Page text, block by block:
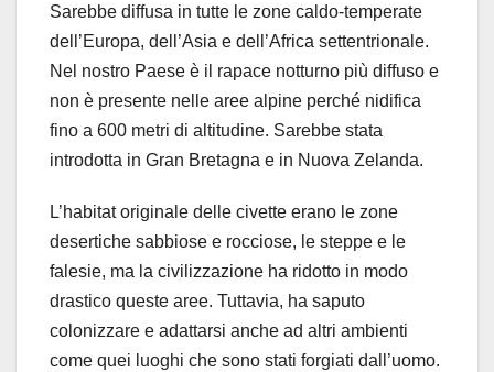
Sarebbe diffusa in tutte le zone caldo-temperate
dell’Europa, dell’Asia e dell’Africa settentrionale.
Nel nostro Paese è il rapace notturno più diffuso e
non è presente nelle aree alpine perché nidifica
fino a 600 metri di altitudine. Sarebbe stata
introdotta in Gran Bretagna e in Nuova Zelanda.
L’habitat originale delle civette erano le zone
desertiche sabbiose e rocciose, le steppe e le
falesie, ma la civilizzazione ha ridotto in modo
drastico queste aree. Tuttavia, ha saputo
colonizzare e adattarsi anche ad altri ambienti
come quei luoghi che sono stati forgiati dall’uomo.